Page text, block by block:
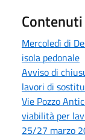
Mercoledì di
isola pedonale
Avviso di
lavori di
Vie Pozzo
viabilità per
25/27 marzo